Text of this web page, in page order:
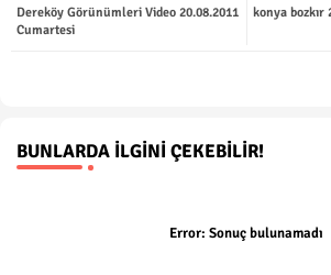
ter tsap
konya bozkır
Dereköy Görünümleri Video 20.08.2011
Cumartesi
BUNLARDA İLGINI ÇEKEBILIR!
Error: Sonuç bulunamadı